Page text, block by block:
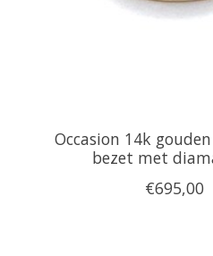
Occasion 14k
bezet met
€695,00